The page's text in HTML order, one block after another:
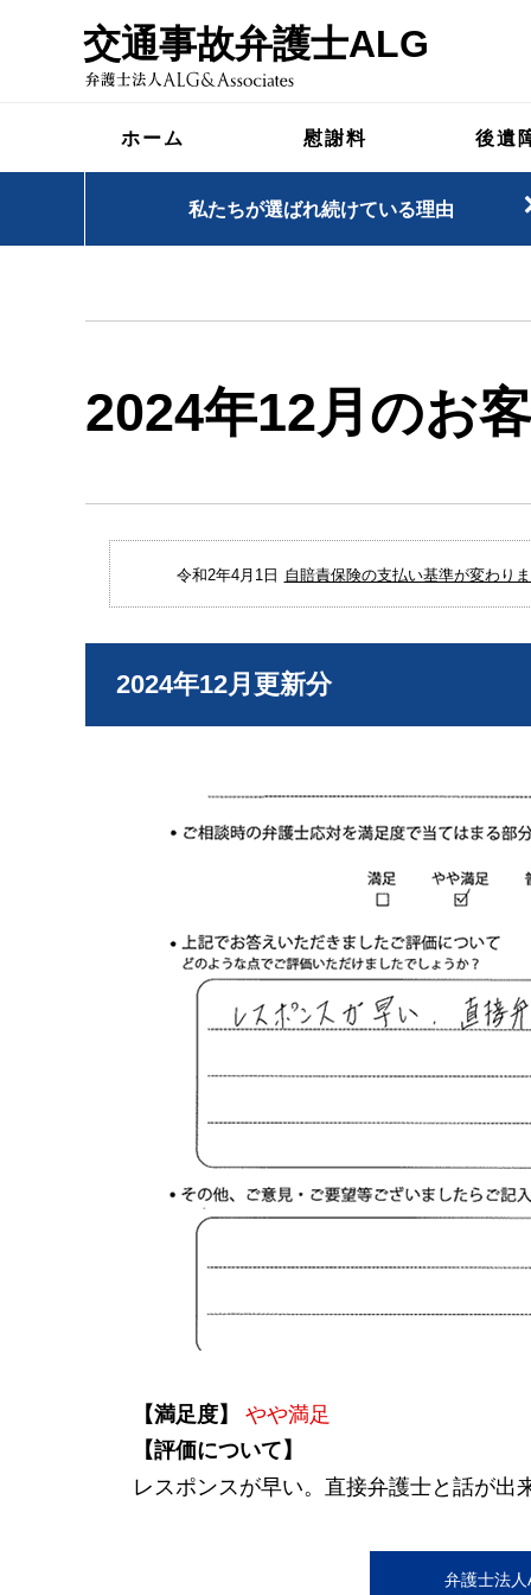
交通事故弁護士ALG
ホーム 慰謝料 後遺
私たちが選ばれ続けている理由
2024年12月のお
令和2年4月1日 自賠責保険の支払い基準が変わり
2024年12月更新分
【満足度】
やや満足
【評価について】
レスポンスが早い。直接弁護士と話が出
弁護士法